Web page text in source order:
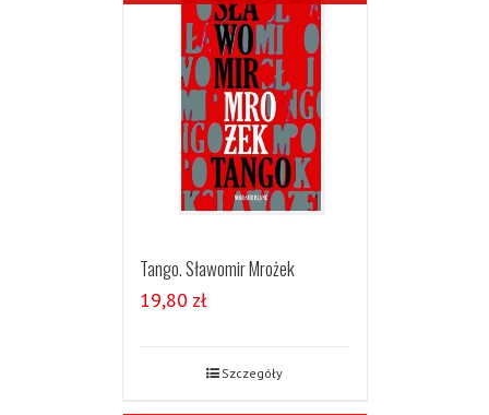
Tango. Sławomir Mrożek
19,80 zł
Szczegóły